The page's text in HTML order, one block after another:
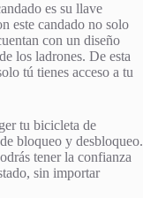
es su llave
este candado no solo
con un diseño
los ladrones. De esta
tú tienes acceso a tu
tu bicicleta de
bloqueo y desbloqueo.
tener la confianza
sin importar